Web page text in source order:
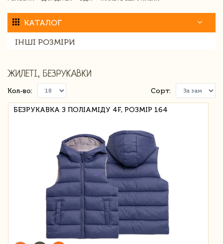
КАТАЛОГ
ІНШІ РОЗМІРИ
ЖИЛЕТІ, БЕЗРУКАВКИ
Кол-во: Сорт:
БЕЗРУКАВКА З ПОЛІАМІДУ 4F, РОЗМІР 164